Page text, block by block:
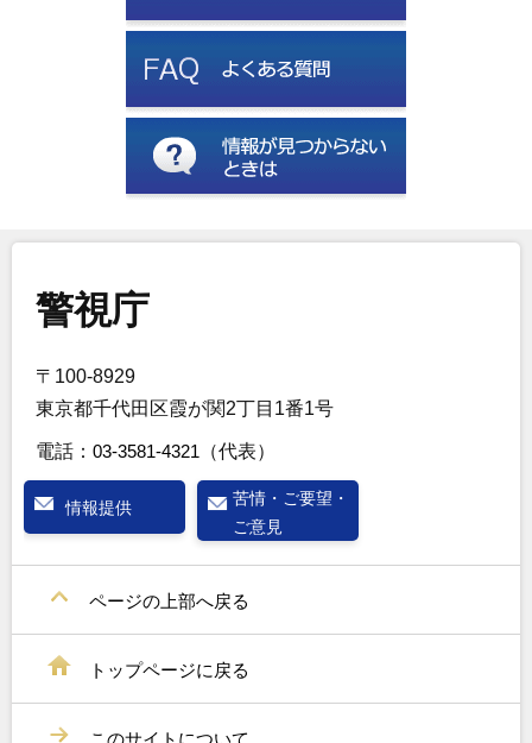
警視庁
〒100-8929
東京都千代田区霞が関2丁目1番1号
電話： 03-3581-4321 （代表）
情報提供
苦情・ご要望・
ご意見
ページの上部へ戻る
トップページに戻る